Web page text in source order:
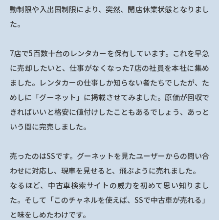
動制限や入出国制限により、突然、開店休業状態となりまし
た。
7店で5百数十台のレンタカーを保有しています。これを早急
に売却したいと、仕事がなくなった7店の社員を本社に集め
ました。レンタカーの仕事しか知らない者たちでしたが、た
めしに「グーネット」に掲載させてみました。原価が回収で
きればいいと格安に値付けしたこともあるでしょう、あっと
いう間に完売しました。
売ったのはSSです。グーネットを見たユーザーからの問い合
わせに対応し、現車を見せると、飛ぶように売れました。
なるほど、中古車検索サイトの威力を初めて思い知りまし
た。そして「このチャネルを使えば、SSで中古車が売れる」
と味をしめたわけです。